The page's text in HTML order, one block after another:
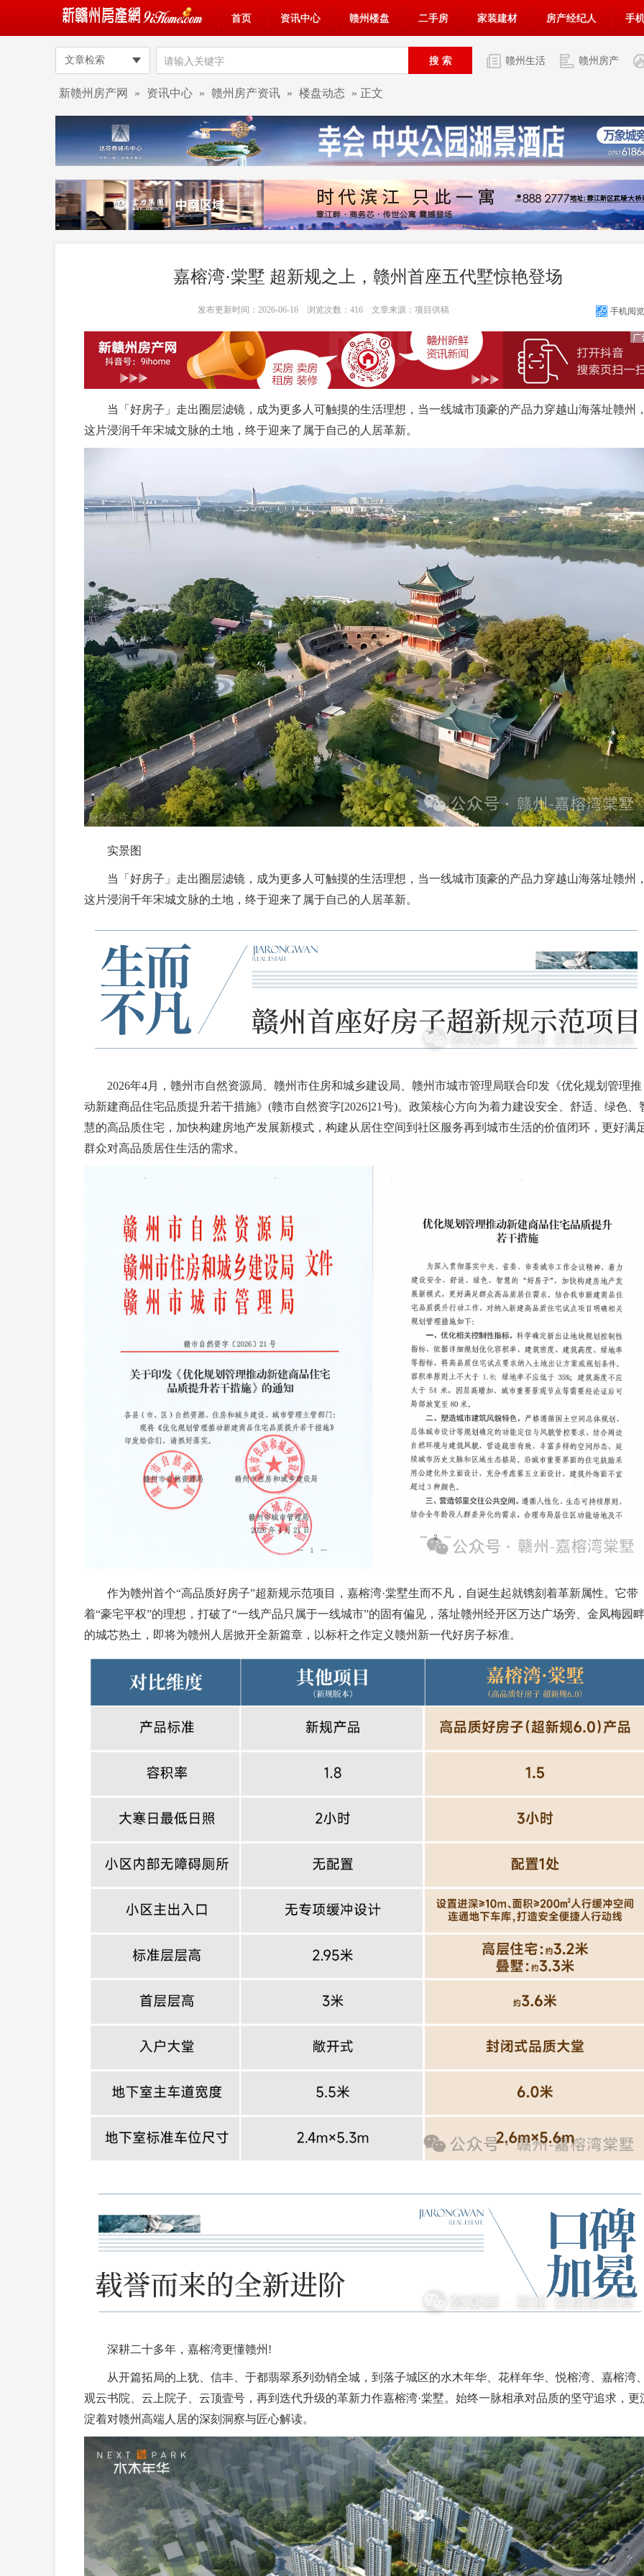
首页 资讯中心 赣州楼盘 二手房 家装建材 房产经纪人 手
文章检索 赣州生活 赣州房产
新赣州房产网 » 资讯中心 » 赣州房产资讯 » 楼盘动态 » 正文
嘉榕湾·棠墅 超新规之上，赣州首座五代墅惊艳登场
发布更新时间：2026-06-16 浏览次数： 416文章来源：项目供稿 手机阅
当「好房子」走出圈层滤镜，成为更多人可触摸的生活理想，当一线城市顶豪的产品力穿越山海落址赣州
这片浸润千年宋城文脉的土地，终于迎来了属于自己的人居革新。
实景图
当「好房子」走出圈层滤镜，成为更多人可触摸的生活理想，当一线城市顶豪的产品力穿越山海落址赣州
这片浸润千年宋城文脉的土地，终于迎来了属于自己的人居革新。
2026年4月，赣州市自然资源局、赣州市住房和城乡建设局、赣州市城市管理局联合印发《优化规划管理推
动新建商品住宅品质提升若干措施》(赣市自然资字[2026]21号)。政策核心方向为着力建设安全、舒适、绿色、
慧的高品质住宅，加快构建房地产发展新模式，构建从居住空间到社区服务再到城市生活的价值闭环，更好满
群众对高品质居住生活的需求。
作为赣州首个“高品质好房子”超新规示范项目，嘉榕湾·棠墅生而不凡，自诞生起就镌刻着革新属性。它带
着“豪宅平权”的理想，打破了“一线产品只属于一线城市”的固有偏见，落址赣州经开区万达广场旁、金凤梅园畔
的城芯热土，即将为赣州人居掀开全新篇章，以标杆之作定义赣州新一代好房子标准。
深耕二十多年，嘉榕湾更懂赣州!
从开篇拓局的上犹、信丰、于都翡翠系列劲销全城，到落子城区的水木年华、花样年华、悦榕湾、嘉榕湾
观云书院、云上院子、云顶壹号，再到迭代升级的革新力作嘉榕湾·棠墅。始终一脉相承对品质的坚守追求，更
淀着对赣州高端人居的深刻洞察与匠心解读。